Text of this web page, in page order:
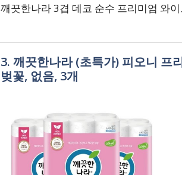
깨끗한나라 3겹 데코 순수 프리미엄 와
3. 깨끗한나라 (초특가) 피오니 프
벚꽃, 없음, 3개